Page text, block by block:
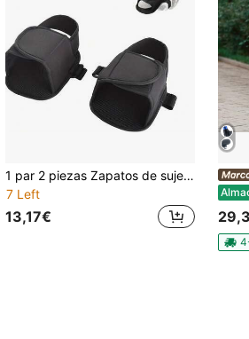
1 par 2 piezas Zapatos de sujeción para reposapiés de silla de ruedas con correas antideslizantes - Proporciona fijación segura de los pies para personas mayores y usuarios de sillas de ruedas, diseño ergonómico, tela transpirable y correas ajustables, evita deslizamientos y caídas, promueve el soporte de la postura y la estabilidad, accesorios para silla de ruedas, zapatos para el cuidado de ancianos, zapatos cómodos, construcción de zapatos duradera
7 Left
13,17€